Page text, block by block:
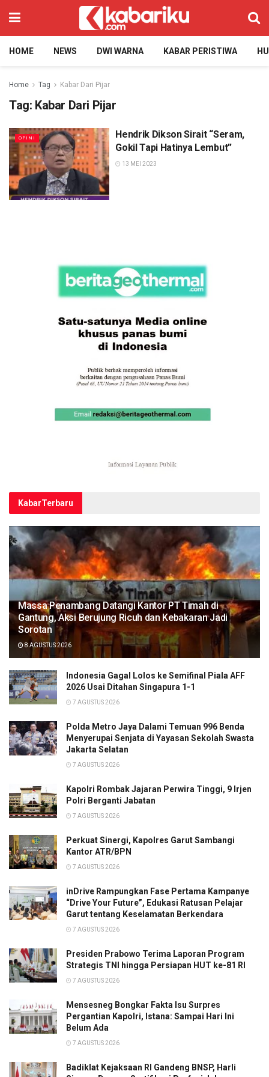
HOME NEWS DWI WARNA KABAR PERISTIWA
Home Tag Kabar Dari Pijar
Tag: Kabar Dari Pijar
OPINI
Hendrik Dikson Sirait “Seram,
Gokil Tapi Hatinya Lembut”
13 MEI 2023
KabarTerbaru
Massa Penambang Datangi Kantor PT Timah di
Gantung, Aksi Berujung Ricuh dan Kebakaran Jadi
Sorotan
8 AGUSTUS 2026
Indonesia Gagal Lolos ke Semifinal Piala AFF
2026 Usai Ditahan Singapura 1-1
7 AGUSTUS 2026
Polda Metro Jaya Dalami Temuan 996 Benda
Menyerupai Senjata di Yayasan Sekolah Swasta
Jakarta Selatan
7 AGUSTUS 2026
Kapolri Rombak Jajaran Perwira Tinggi, 9 Irjen
Polri Berganti Jabatan
7 AGUSTUS 2026
Perkuat Sinergi, Kapolres Garut Sambangi
Kantor ATR/BPN
7 AGUSTUS 2026
inDrive Rampungkan Fase Pertama Kampanye
“Drive Your Future”, Edukasi Ratusan Pelajar
Garut tentang Keselamatan Berkendara
7 AGUSTUS 2026
Presiden Prabowo Terima Laporan Program
Strategis TNI hingga Persiapan HUT ke-81 RI
7 AGUSTUS 2026
Mensesneg Bongkar Fakta Isu Surpres
Pergantian Kapolri, Istana: Sampai Hari Ini
Belum Ada
7 AGUSTUS 2026
Badiklat Kejaksaan RI Gandeng BNSP, Harli